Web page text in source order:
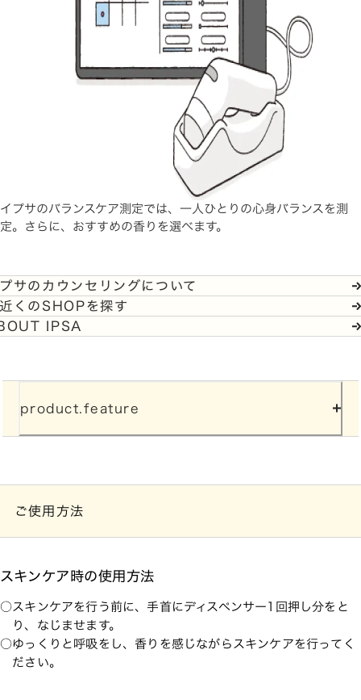
イプサのバランスケア測定では、一人ひとりの心身バランスを測
定。さらに、おすすめの香りを選べます。
サのカウンセリングについて
くのSHOPを探す
IPSA
product.feature
ご使用方法
スキンケア時の使用方法
スキンケアを行う前に、手首にディスペンサー1回押し分をと
り、なじませます。
ゆっくりと呼吸をし、香りを感じながらスキンケアを行ってく
ださい。